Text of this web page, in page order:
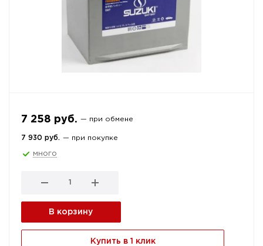
7 258 руб. — при обмене
7 930 руб. — при покупке
много
В корзину
Купить в 1 клик